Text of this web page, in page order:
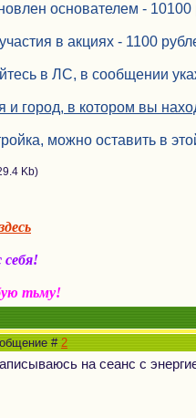
основателем - 10100
в акциях - 1100
в ЛС, в сообщении
и город, в котором вы
можно оставить в
Kb)
здесь
себя!
тьму!
#2
на сеанс с